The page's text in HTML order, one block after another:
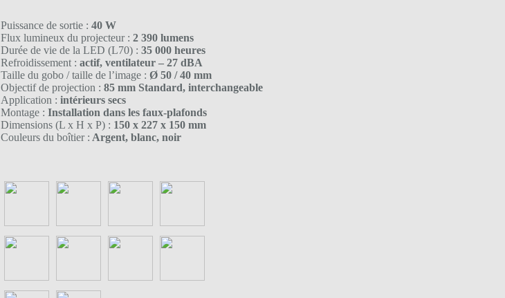
Puissance de sortie :40 W
Flux lumineux du projecteur :2 390 lumens
Durée de vie de la LED (L70) :35 000 heures
Refroidissement :actif, ventilateur – 27 dBA
Taille du gobo / taille de l’image :Ø 50 / 40 mm
Objectif de projection :85 mm Standard, interchangeable
Application :intérieurs secs
Montage : Installation dans les faux-plafonds
Dimensions (L x H x P) : 150 x 227 x 150 mm
Couleurs du boîtier : Argent, blanc, noir